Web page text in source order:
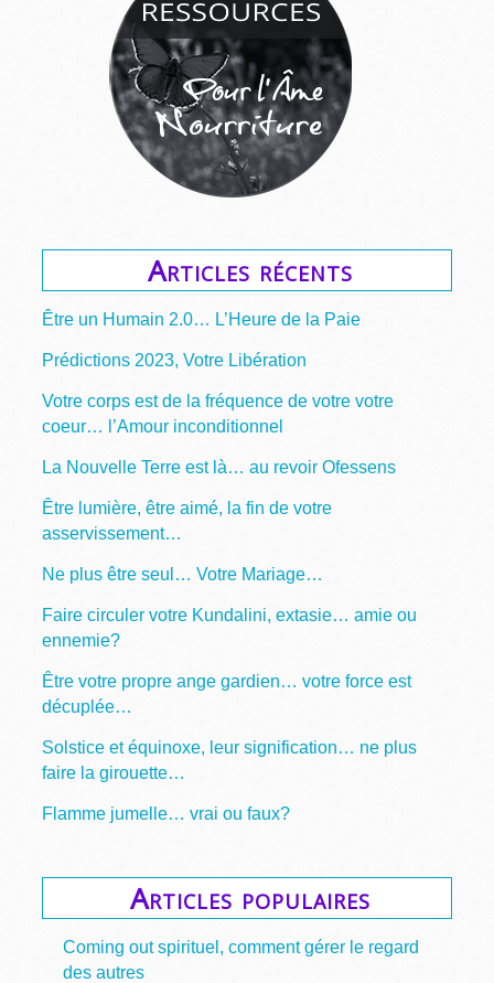
Articles récents
Être un Humain 2.0… L’Heure de la Paie
Prédictions 2023, Votre Libération
Votre corps est de la fréquence de votre votre
coeur… l’Amour inconditionnel
La Nouvelle Terre est là… au revoir Ofessens
Être lumière, être aimé, la fin de votre
asservissement…
Ne plus être seul… Votre Mariage…
Faire circuler votre Kundalini, extasie… amie ou
ennemie?
Être votre propre ange gardien… votre force est
décuplée…
Solstice et équinoxe, leur signification… ne plus
faire la girouette…
Flamme jumelle… vrai ou faux?
Articles populaires
Coming out spirituel, comment gérer le regard
des autres